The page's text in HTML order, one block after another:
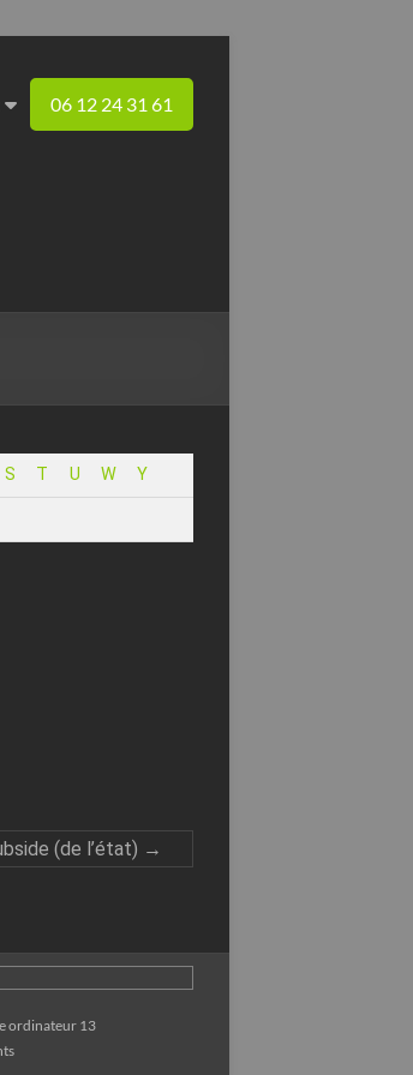
06 12 24 31 61
S T U W Y
(de l’état) →
ordinateur 13